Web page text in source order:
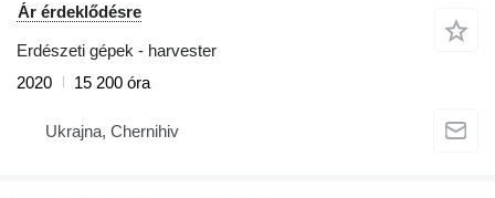
Ár érdeklődésre
Erdészeti gépek - harvester
2020
15 200 óra
Ukrajna, Chernihiv